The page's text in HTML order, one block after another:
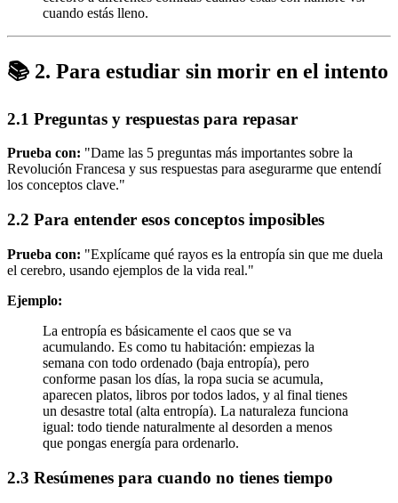
cuando estás lleno.
📚 2. Para estudiar sin morir en el intento
2.1 Preguntas y respuestas para repasar
Prueba con: "Dame las 5 preguntas más importantes sobre la
Revolución Francesa y sus respuestas para asegurarme que entendí
los conceptos clave."
2.2 Para entender esos conceptos imposibles
Prueba con: "Explícame qué rayos es la entropía sin que me duela
el cerebro, usando ejemplos de la vida real."
Ejemplo:
La entropía es básicamente el caos que se va
acumulando. Es como tu habitación: empiezas la
semana con todo ordenado (baja entropía), pero
conforme pasan los días, la ropa sucia se acumula,
aparecen platos, libros por todos lados, y al final tienes
un desastre total (alta entropía). La naturaleza funciona
igual: todo tiende naturalmente al desorden a menos
que pongas energía para ordenarlo.
2.3 Resúmenes para cuando no tienes tiempo